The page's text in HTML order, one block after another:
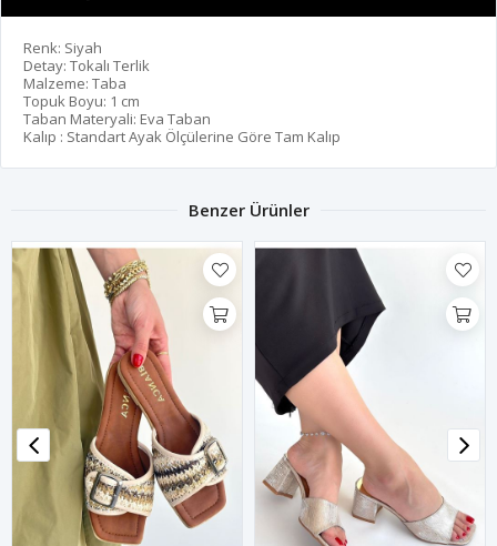
Renk: Siyah
Detay: Tokalı Terlik
Malzeme: Taba
Topuk Boyu: 1 cm
Taban Materyali: Eva Taban
Kalıp : Standart Ayak Ölçülerine Göre Tam Kalıp
Benzer Ürünler